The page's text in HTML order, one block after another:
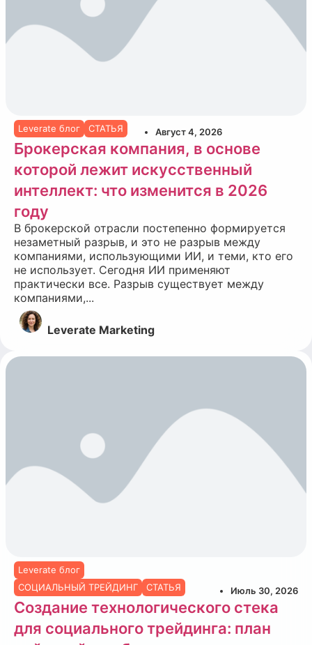
Leverate блог СТАТЬЯ Август 4, 2026
Брокерская компания, в основе
которой лежит искусственный
интеллект: что изменится в 2026
году
В брокерской отрасли постепенно формируется
незаметный разрыв, и это не разрыв между
компаниями, использующими ИИ, и теми, кто его
не использует. Сегодня ИИ применяют
практически все. Разрыв существует между
компаниями,...
Leverate Marketing
Leverate блог
СОЦИАЛЬНЫЙ ТРЕЙДИНГ
СТАТЬЯ Июль 30, 2026
Создание технологического стека
для социального трейдинга: план